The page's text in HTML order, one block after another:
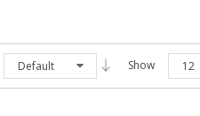
Default Show 12